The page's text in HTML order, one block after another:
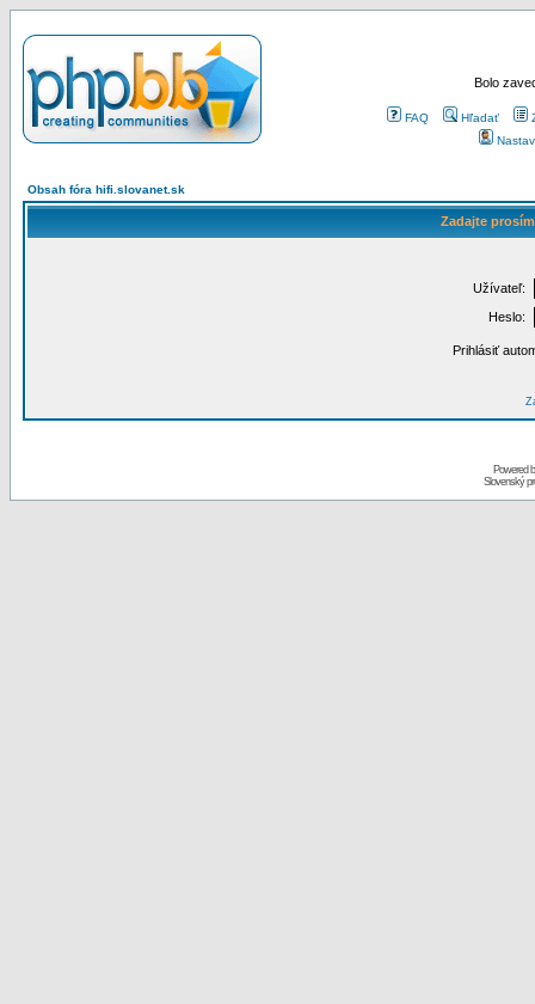
Bolo
FAQ Hľadať
Obsah fóra hifi.slovanet.sk
Zadajte
Užívateľ:
Heslo:
Prihlásiť
Powered
Slovenský